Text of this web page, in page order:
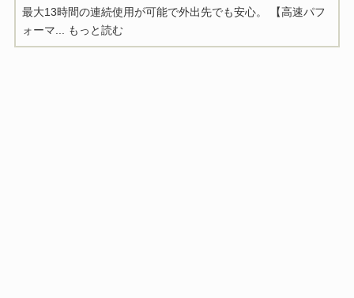
最大13時間の連続使用が可能で外出先でも安心。 【高速パフ
ォーマ... もっと読む